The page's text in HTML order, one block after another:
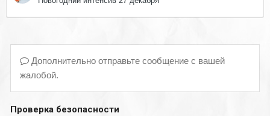
Дополнительно отправьте сообщение с вашей
жалобой.
Проверка безопасности